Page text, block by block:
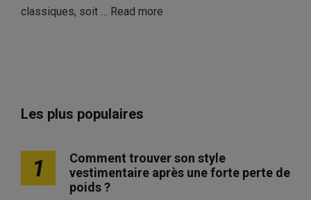
classiques, soit … Read more
Les plus populaires
1
Comment trouver son style
vestimentaire après une forte perte de
poids ?